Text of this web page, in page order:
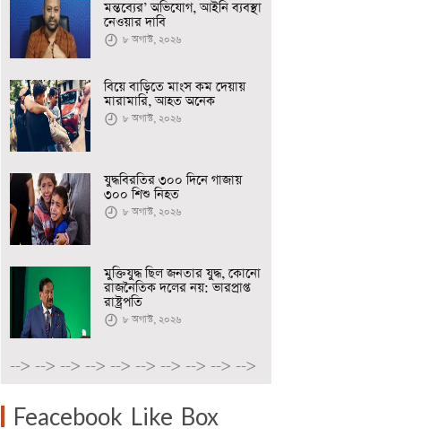
মন্তব্যের’ অভিযোগ, আইনি ব্যবস্থা
নেওয়ার দাবি
৮ অগাস্ট, ২০২৬
বিয়ে বাড়িতে মাংস কম দেয়ায়
মারামারি, আহত অনেক
৮ অগাস্ট, ২০২৬
যুদ্ধবিরতির ৩০০ দিনে গাজায়
৩০০ শিশু নিহত
৮ অগাস্ট, ২০২৬
মুক্তিযুদ্ধ ছিল জনতার যুদ্ধ, কোনো
রাজনৈতিক দলের নয়: ভারপ্রাপ্ত
রাষ্ট্রপতি
৮ অগাস্ট, ২০২৬
--> --> --> --> --> --> --> --> --> -->
Feacebook Like Box